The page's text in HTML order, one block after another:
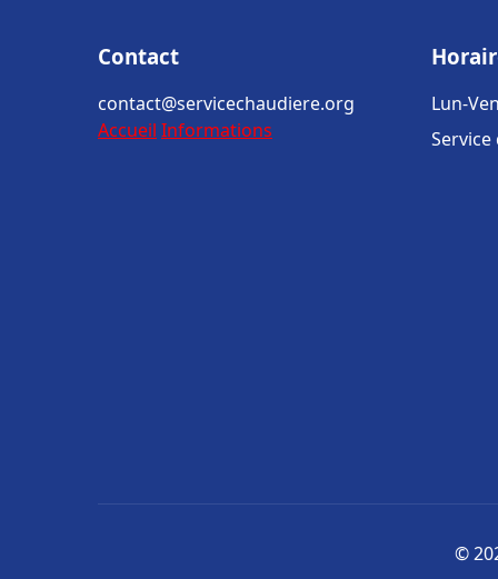
Contact
contact@servicechaudiere.org
Accueil Informations
Lun-
©